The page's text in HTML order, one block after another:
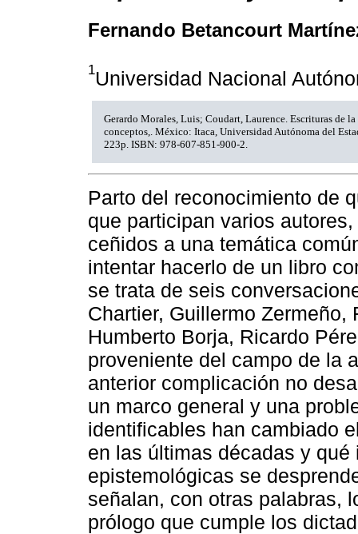
Fernando Betancourt
1Universidad Nacional
Gerardo Morales, Luis; Coudart, Laurence. Escrituras de
conceptos,. México: Itaca, Universidad Autónoma del
223p. ISBN: 978-607-851-900-2.
Parto del reconocimiento de
que participan varios
ceñidos a una temática
intentar hacerlo de un libro
se trata de seis
Chartier, Guillermo
Humberto Borja, Ricardo
proveniente del campo de la
anterior complicación no
un marco general y una
identificables han cambiado
en las últimas décadas y
epistemológicas se
señalan, con otras palabras,
prólogo que cumple los